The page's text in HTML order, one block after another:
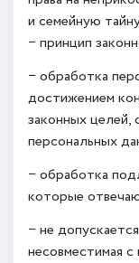
и семейную
− принцип
− обработка
достижением
законных целей,
персональных
− обработка
которые
− не
несовместимая